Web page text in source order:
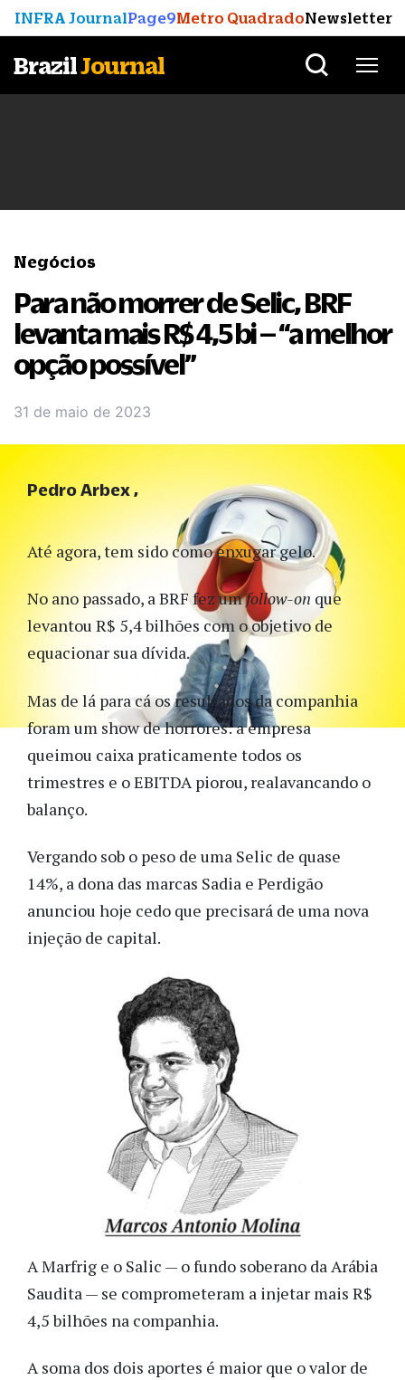
INFRA JournalPage9Metro QuadradoNewsletter
BrazilJournal
Negócios
Para não morrer de Selic, BRF
levanta mais R$ 4,5 bi – “a melhor
opção possível”
31 de maio de 2023
Até agora, tem sido como enxugar gelo.
No ano passado, a BRFfez umfollow-on que
levantou R$ 5,4 bilhões com o objetivo de
equacionar sua dívida.
Mas de lá para cá os resultados da companhia
foram um show de horrores: a empresa
queimou caixa praticamente todos os
trimestres e o EBITDA piorou, realavancando o
balanço.
Vergando sob o peso de uma Selic de quase
14%, a dona das marcas Sadia e Perdigão
anunciou hoje cedo que precisará de uma nova
injeção de capital.
A Marfrig e o Salic — o fundo soberano da Arábia
Saudita — se comprometeram a injetar mais R$
4,5 bilhões na companhia.
A soma dos dois aportes é maior que o valor de
Pedro Arbex